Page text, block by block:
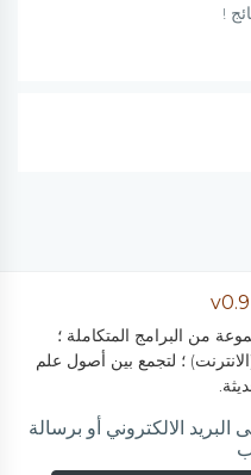
!
من البرامج المتكاملة ؛
؛ لتجمع بين أصول علم
الالكتروني أو برسالة